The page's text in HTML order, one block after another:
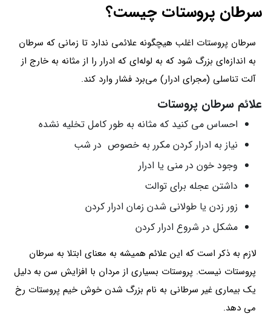
سرطان پروستات چیست؟
سرطان پروستات اغلب هیچگونه علائمی ندارد تا زمانی که سرطان
به اندازه‌ای بزرگ شود که به لوله‌ای که ادرار را از مثانه به خارج از
آلت تناسلی (مجرای ادرار) می‌برد فشار وارد کند.
علائم سرطان پروستات
احساس می کنید که مثانه به طور کامل تخلیه نشده
نیاز به ادرار کردن مکرر به خصوص در شب
وجود خون در منی یا ادرار
داشتن عجله برای توالت
زور زدن یا طولانی شدن زمان ادرار کردن
مشکل در شروع ادرار کردن
لازم به ذکر است که این علائم همیشه به معنای ابتلا به سرطان
پروستات نیست. پروستات بسیاری از مردان با افزایش سن به دلیل
یک بیماری غیر سرطانی به نام بزرگ شدن خوش خیم پروستات رخ
می دهد.